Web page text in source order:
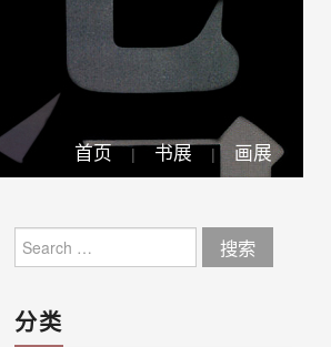
首页 书展 画展
for:
分类